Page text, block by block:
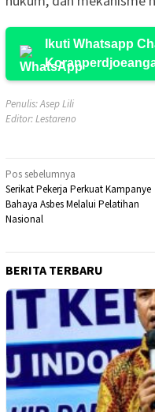
Ikuti Whatsapp
Penulis: Asep Lili
Editor: Lestareno
Navigasi
pos
Pos sebelumnya
Serikat Pekerja Perkuat Kampanye
Bahaya Asbes Melalui Pelatihan
Nasional
BERITA TERBARU